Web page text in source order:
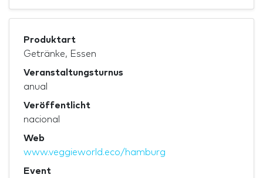
Produktart
Getränke, Essen
Veranstaltungsturnus
anual
Veröffentlicht
nacional
Web
www.veggieworld.eco/hamburg
Event